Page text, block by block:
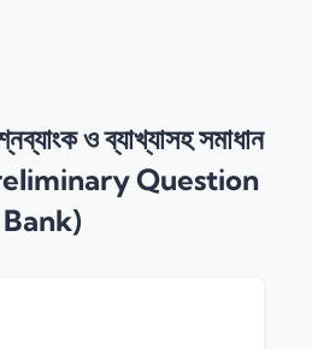
ও ব্যাখ্যাসহ সমাধান
Question
Bank)